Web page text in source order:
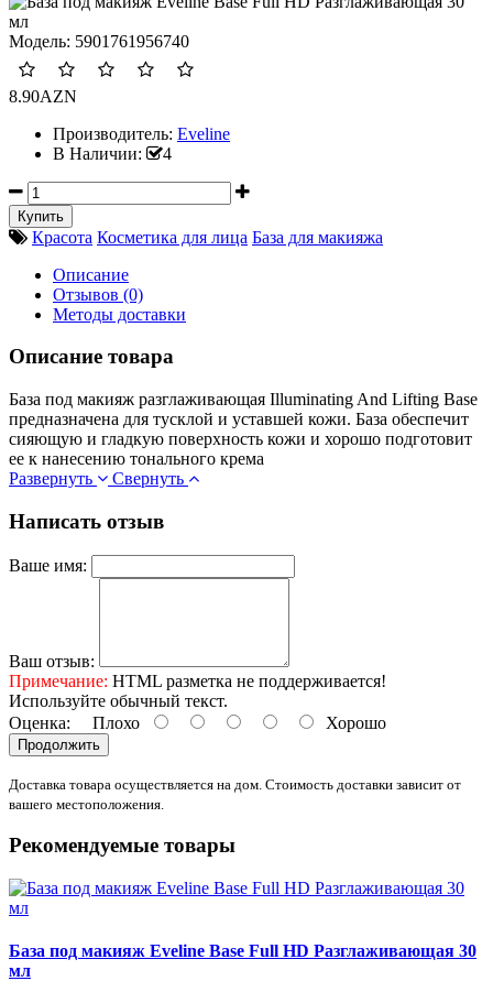
Модель: 5901761956740
8.90AZN
Производитель: Eveline
В Наличии:
4
Красота Косметика для лица База для макияжа
Описание
Отзывов (0)
Методы доставки
Описание товара
База под макияж разглаживающая Illuminating And Lifting Base
предназначена для тусклой и уставшей кожи. База обеспечит
сияющую и гладкую поверхность кожи и хорошо подготовит
ее к нанесению тонального крема
Развернуть
Свернуть
Написать отзыв
Ваше имя:
Ваш отзыв:
Примечание: HTML разметка не поддерживается!
Используйте обычный текст.
Оценка: Плохо Хорошо
Продолжить
Доставка товара осуществляется на дом. Стоимость доставки зависит от
вашего местоположения.
Рекомендуемые товары
База под макияж Eveline Base Full HD Разглаживающая 30
мл